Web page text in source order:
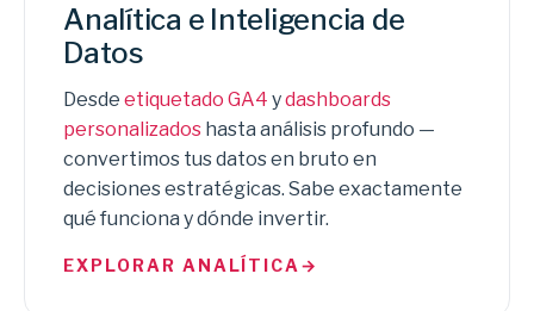
Analítica e Inteligencia de
Datos
Desde etiquetado GA4 ydashboards
personalizados hasta análisis profundo —
convertimos tus datos en bruto en
decisiones estratégicas. Sabe exactamente
qué funciona y dónde invertir.
EXPLORAR ANALÍTICA →